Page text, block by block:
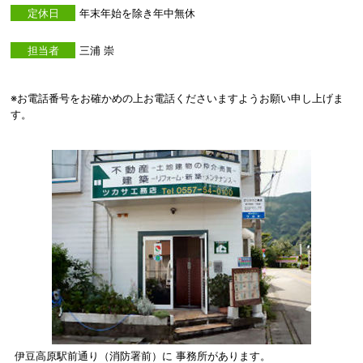
定休日 年末年始を除き年中無休
担当者 三浦 崇
※お電話番号をお確かめの上お電話くださいますようお願い申し上げま
す。
伊豆高原駅前通り（消防署前）に 事務所があります。